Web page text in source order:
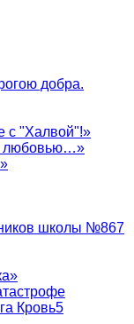
добра.
с "Халвой"!»
любовью…»
школы №867
Кровь5